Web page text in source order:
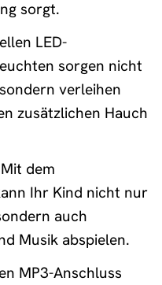
sorgt.
LED-
sorgen nicht
verleihen
zusätzlichen Hauch
Mit dem
Ihr Kind nicht nur
auch
Musik abspielen.
MP3-Anschluss